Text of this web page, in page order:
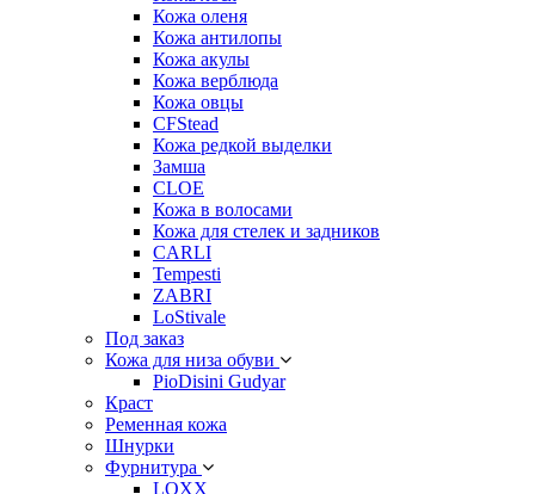
Кожа оленя
Кожа антилопы
Кожа акулы
Кожа верблюда
Кожа овцы
CFStead
Кожа редкой выделки
Замша
CLOE
Кожа в волосами
Кожа для стелек и задников
CARLI
Tempesti
ZABRI
LoStivale
Под заказ
Кожа для низа обуви
PioDisini Gudyar
Краст
Ременная кожа
Шнурки
Фурнитура
LOXX